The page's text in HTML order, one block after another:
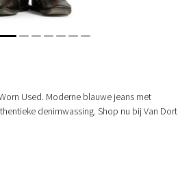
Used. Moderne blauwe jeans met
denimwassing. Shop nu bij Van Dort